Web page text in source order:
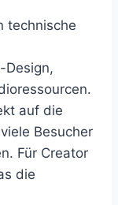
technische
Design,
auf die
Besucher
Für Creator
die